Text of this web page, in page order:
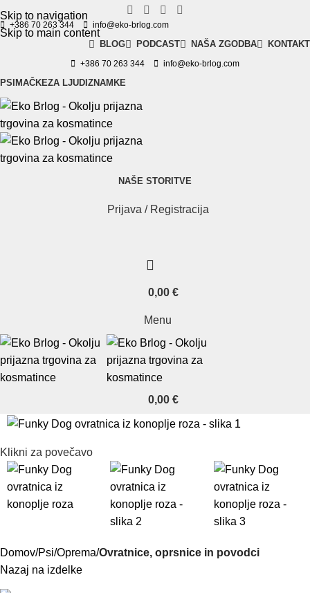
Skip to navigation
Skip to main content
+386 70 263 344 info@eko-brlog.com
BLOG PODCAST NAŠA ZGODBA KONTAKT
+386 70 263 344 info@eko-brlog.com
PSI MAČKEZA LJUDI ZNAMKE
NAŠE STORITVE
Prijava / Registracija
0,00 €
Menu
0,00 €
Klikni za povečavo
Domov Psi Oprema Ovratnice, oprsnice in povodci
Nazaj na izdelke